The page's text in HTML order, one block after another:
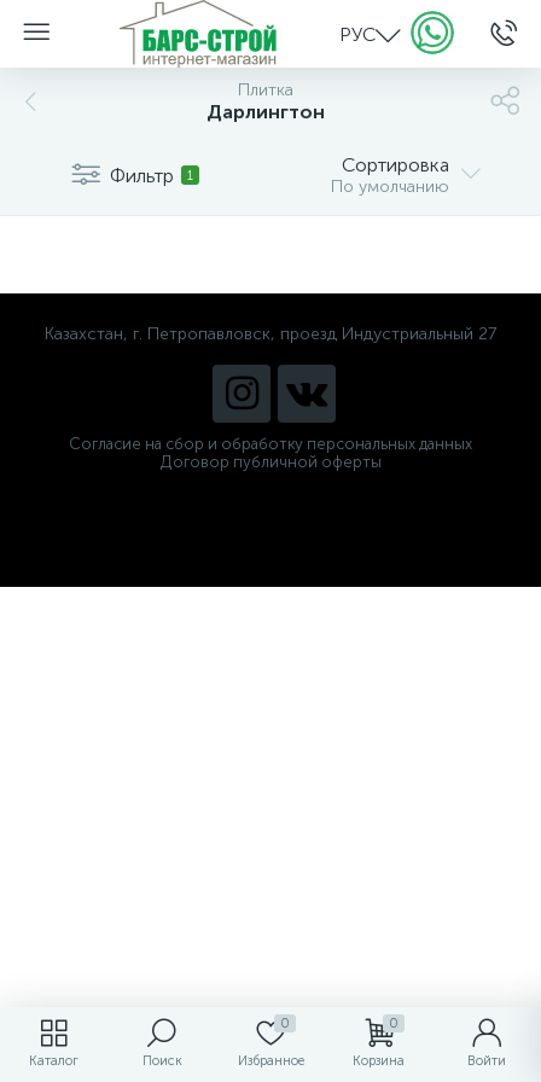
РУС
Каталог Поиск
0
Избранное
0
Корзина Войти
Плитка
Дарлингтон
Фильтр 1 Сортировка
По умолчанию
Казахстан, г. Петропавловск, проезд Индустриальный 27
Согласие на сбор и обработку персональных данных
Договор публичной оферты